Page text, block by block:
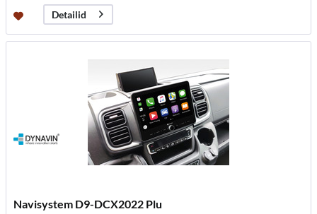
Detailid
Navisystem D9-DCX2022 Plu